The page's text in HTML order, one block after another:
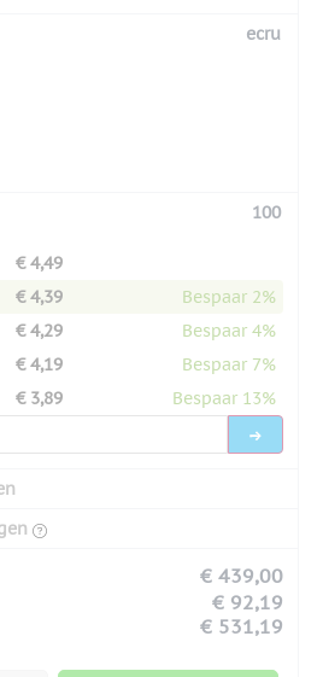
ecru
100
€ 4,49
€ 4,39
Bespaar 2%
€ 4,29
Bespaar 4%
€ 4,19
Bespaar 7%
€ 3,89
Bespaar 13%
€ 439,00
€ 92,19
€ 531,19